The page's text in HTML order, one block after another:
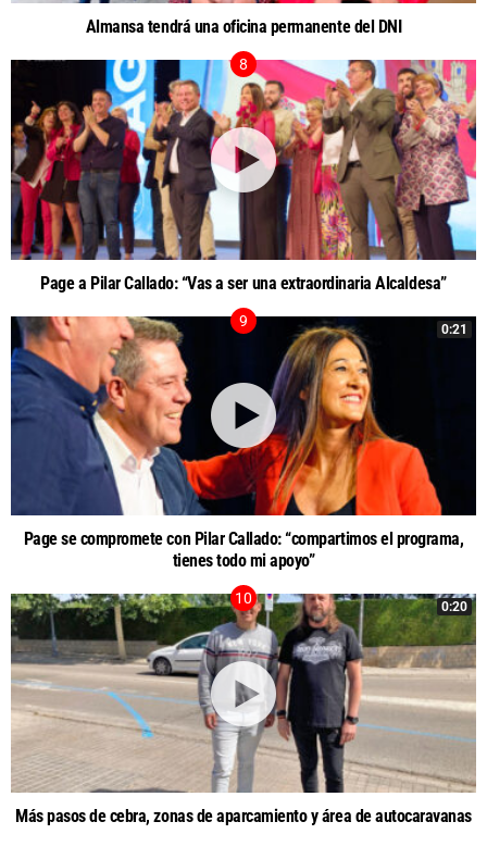
Almansa tendrá una oficina permanente del DNI
Page a Pilar Callado: “Vas a ser una extraordinaria Alcaldesa”
0:21
Page se compromete con Pilar Callado: “compartimos el programa,
tienes todo mi apoyo”
0:20
Más pasos de cebra, zonas de aparcamiento y área de autocaravanas